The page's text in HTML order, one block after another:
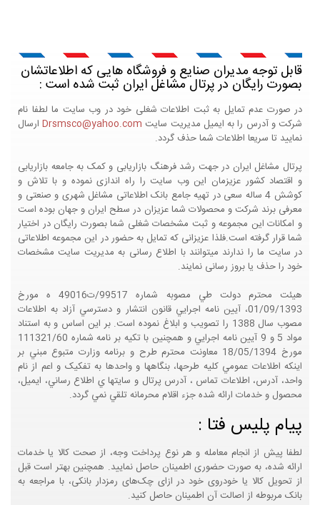
قابل توجه مدیران صنایع و فروشگاه هایی که اطلاعاتشان
بصورت رایگان در پرتال مشاغل ایران ثبت شده است :
در صورت عدم تمایل به ثبت اطلاعات شغلی خود در وب سایت ما لطفا نام
شرکت و آدرس را به ایمیل مدیریت سایت Drsmsco@yahoo.comارسال
نمایید تا سریعا اطلاعات شما حذف گردد.
پرتال مشاغل ایران در جهت رشد فرهنگ بازاریابی و کمک به جامعه بازاریابی
و اقتصاد کشور عزیزمان این وب سایت را راه اندازی نموده و با تلاش و
کوشش 4 ساله سعی در تهیه جامع بانک اطلاعاتی مشاغل شهری و صنعتی و
معرفی برند شرکت و محصولات شما عزیزان در سطح ایران و جهان بوده است
و امکانات این مجموعه و ثبت مشخصات شغلی شما بصورت رایگان در اختیار
شما قرار گرفته است.فلذا عزیزانی که تمایل به حضور در این مجموعه اطلاعاتی
در سایت ما را ندارند میتوانند با اطلاع رسانی به مدیریت سایت مشخصات
خود را حذف یا بروز رسانی نمایند.
هيئت محترم دولت طي مصوبه شماره 99517/ت49016 ه مورخ
01/09/1393، آيين نامه اجرايي قانون انتشار و دسترسي آزاد به اطلاعات
مصوب سال 1388 را تصويب و ابلاغ نموده است. بر اين اساس و به استناد
مواد 5 و 9 آيين نامه اجرايي و همچنين با تکيه بر نامه شماره 111321/60
مورخ 18/05/1394 معاونت محترم طرح و برنامه وزارت متبوع مبني بر
اينکه اطلاعات عمومي کليه طرحها، بنگاهها و واحدها به تفکيک و اعم از نام
واحد، آدرس، اطلاعات تماس ، آدرس پرتال و سايتها ي اطلاع رساني، ايميل،
محصول و خدمات ارائه شده جزء اقلام محرمانه تلقي نمي گردد.
پیام پلیس فتا :
لطفا پیش از انجام معامله و هر نوع پرداخت وجه، از صحت کالا یا خدمات
ارائه شده، به صورت حضوری اطمینان حاصل نمایید. همچنین بهتر است قبل
از تحویل کالا یا خودروی خود در ازای چک‌های رمزدار بانکی، با مراجعه به
بانک مربوطه از اصالت آن اطمینان حاصل کنید.